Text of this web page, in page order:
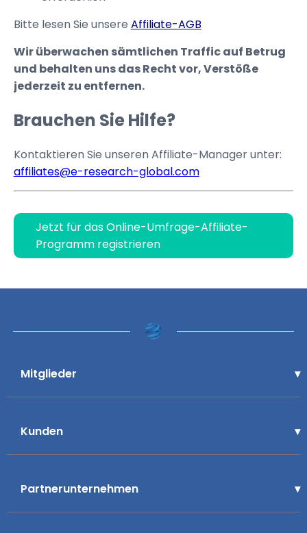
Bitte lesen Sie unsere Affiliate-AGB
Wir überwachen sämtlichen Traffic auf Betrug
und behalten uns das Recht vor, Verstöße
jederzeit zu entfernen.
Brauchen Sie Hilfe?
Kontaktieren Sie unseren Affiliate-Manager unter:
affiliates@e-research-global.com
Jetzt für das Online-Umfrage-Affiliate-
Programm registrieren
Mitglieder
Kunden
Partnerunternehmen